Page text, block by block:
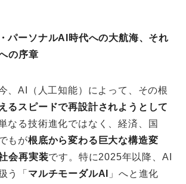
パーソナルAI時代への大航海、それ
の序章
、AI（人工知能）によって、その根
るスピードで再設計されようとして
なる技術進化ではなく、経済、国
もが根底から変わる巨大な構造変
会再実装です。特に2025年以降、AI
う「 マルチモーダルAI
」へと進化